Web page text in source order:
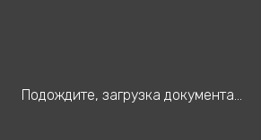
Подождите, загрузка документа...